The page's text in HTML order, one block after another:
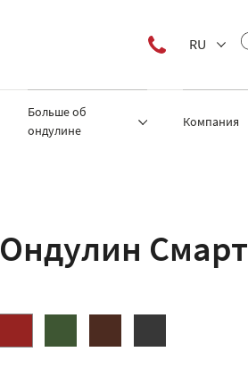
RU
Больше об
ондулине
Компания
Ондулин Смарт